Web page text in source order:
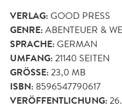
VERLAG:GOOD PRESS
GENRE:ABENTEUER &
SPRACHE:GERMAN
UMFANG:21140 SEITEN
GRÖSSE: 23,0 MB
ISBN: 8596547790617
VERÖFFENTLICHUNG: